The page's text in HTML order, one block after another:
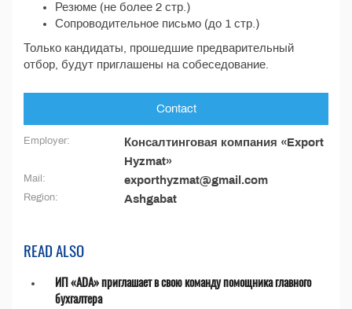
Резюме (не более 2 стр.)
Сопроводительное письмо (до 1 стр.)
Только кандидаты, прошедшие предварительный
отбор, будут приглашены на собеседование.
Contact
Employer:
Консалтинговая компания «Export
Hyzmat»
Mail: exporthyzmat@gmail.com
Region: Ashgabat
READ ALSO
ИП «ADA» приглашает в свою команду помощника главного
бухгалтера